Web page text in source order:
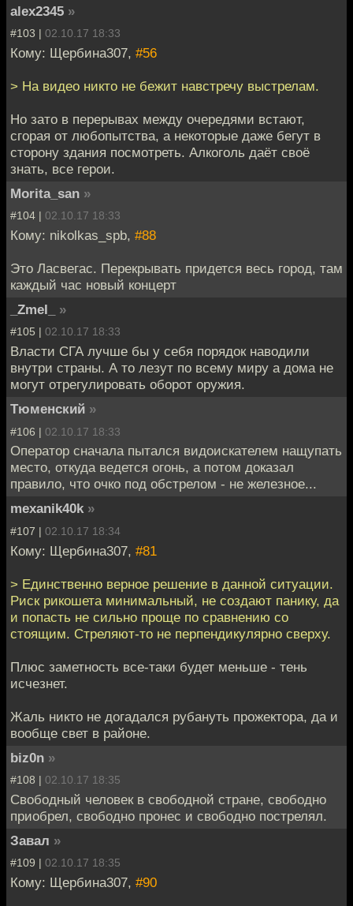
alex2345 »
#103 | 02.10.17 18:33
Кому: Щербина307, #56
> На видео никто не бежит навстречу выстрелам.
Но зато в перерывах между очередями встают,
сгорая от любопытства, а некоторые даже бегут в
сторону здания посмотреть. Алкоголь даёт своё
знать, все герои.
Morita_san »
#104 | 02.10.17 18:33
Кому: nikolkas_spb, #88
Это Ласвегас. Перекрывать придется весь город, там
каждый час новый концерт
_ZmeI_
»
#105 | 02.10.17 18:33
Власти СГА лучше бы у себя порядок наводили
внутри страны. А то лезут по всему миру а дома не
могут отрегулировать оборот оружия.
Тюменский »
#106 | 02.10.17 18:33
Оператор сначала пытался видоискателем нащупать
место, откуда ведется огонь, а потом доказал
правило, что очко под обстрелом - не железное...
mexanik40k »
#107 | 02.10.17 18:34
Кому: Щербина307, #81
> Единственно верное решение в данной ситуации.
Риск рикошета минимальный, не создают панику, да
и попасть не сильно проще по сравнению со
стоящим. Стреляют-то не перпендикулярно сверху.
Плюс заметность все-таки будет меньше - тень
исчезнет.
Жаль никто не догадался рубануть прожектора, да и
вообще свет в районе.
biz0n »
#108 | 02.10.17 18:35
Свободный человек в свободной стране, свободно
приобрел, свободно пронес и свободно пострелял.
Завал »
#109 | 02.10.17 18:35
Кому: Щербина307, #90